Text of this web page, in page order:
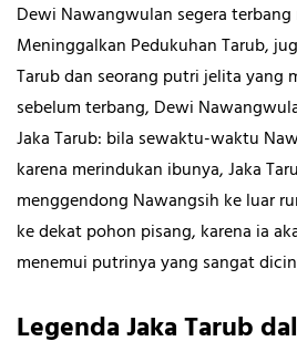
Dewi Nawangwulan segera
Meninggalkan Pedukuhan Tarub,
Tarub dan seorang putri jelita yang
sebelum terbang, Dewi
Jaka Tarub: bila sewaktu-waktu
karena merindukan ibunya, Jaka
menggendong Nawangsih ke luar
ke dekat pohon pisang, karena ia
menemui putrinya yang sangat
Legenda Jaka Tarub